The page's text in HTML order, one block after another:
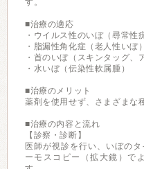
す。
■治療の適応
・ウイルス性のいぼ（尋常性
・脂漏性角化症（老人性いぼ）
・首のいぼ（スキンタッグ、
・水いぼ（伝染性軟属腫）
■治療のメリット
薬剤を使用せず、さまざまな
■治療の内容と流れ
【診察・診断】
医師が視診を行い、いぼの
ーモスコピー（拡大鏡）で